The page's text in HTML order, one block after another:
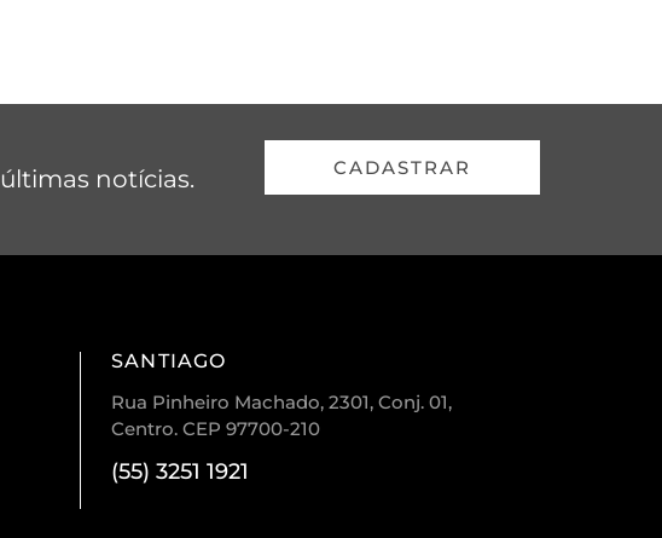
notícias. CADASTRAR
SANTIAGO
Rua Pinheiro Machado, 2301, Conj. 01,
Centro. CEP 97700-210
(55) 3251 1921